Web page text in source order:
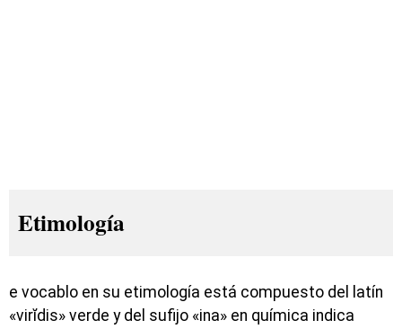
Etimología
e vocablo en su etimología está compuesto del latín
«virĭdis» verde y del sufijo «ina» en química indica